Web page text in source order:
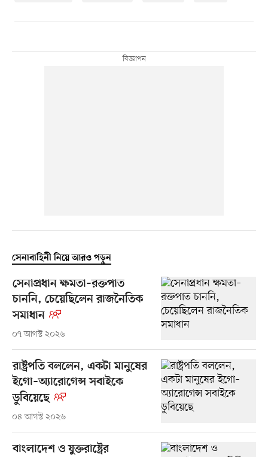
সেনাবাহিনী নিয়ে আরও পড়ুন
সেনাপ্রধান ক্ষমতা–রক্তপাত
চাননি, চেয়েছিলেন রাজনৈতিক
সমাধান
০৭ আগস্ট ২০২৬
রাষ্ট্রপতি বললেন, একটা মানুষের
ইগো–অ্যারোগেন্স সবাইকে
ডুবিয়েছে
০৪ আগস্ট ২০২৬
বাংলাদেশ ও যুক্তরাষ্ট্রের